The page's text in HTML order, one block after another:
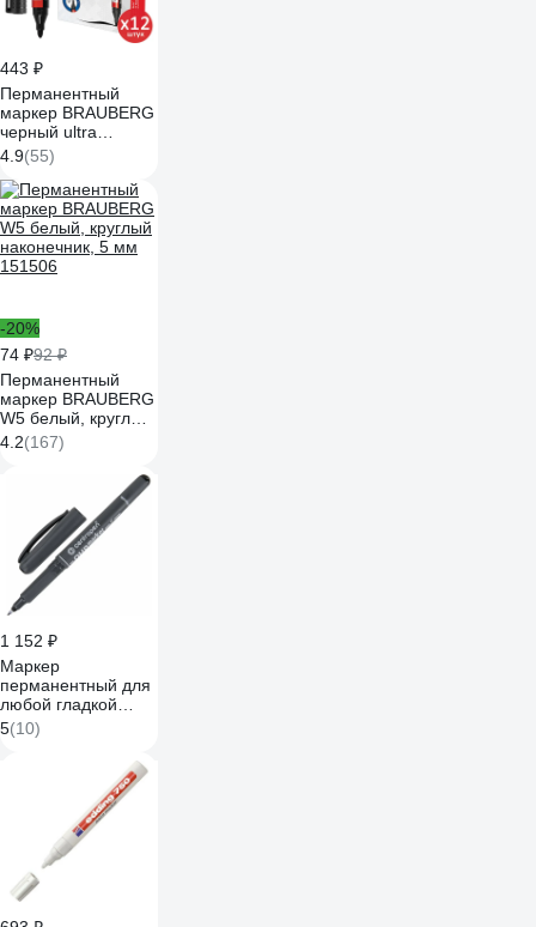
443 ₽
Перманентный
маркер BRAUBERG
черный ultra
marker, выгодный
комплект 12 штук,
3.5 мм 880745
4.9(55)
-20%
74 ₽92 ₽
Перманентный
маркер BRAUBERG
W5 белый, круглый
наконечник, 5 мм
151506
4.2(167)
1 152 ₽
Маркер
перманентный для
любой гладкой
поверхности
ОФИСМАГ
"OHP", 0,6 мм,
2636, 6 2636 0112
151113
5(10)